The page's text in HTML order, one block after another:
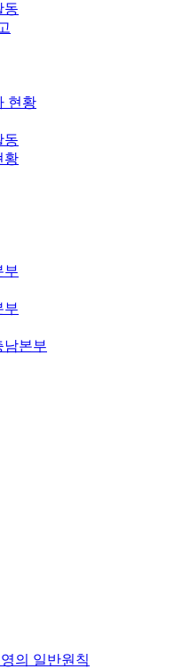
동
현황
동
황
부
부
남본부
의 일반원칙